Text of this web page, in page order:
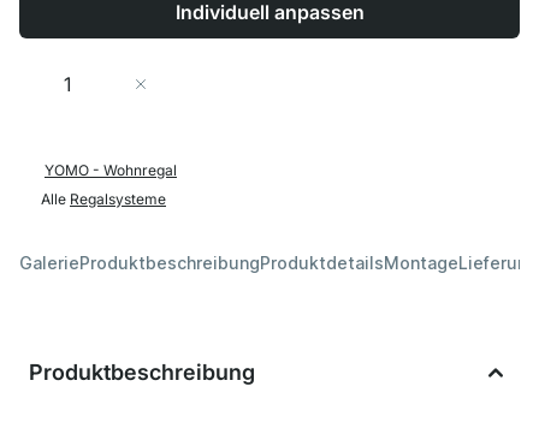
Individuell anpassen
Menge
YOMO - Wohnregal
Alle Regalsysteme
GalerieProduktbeschreibungProduktdetailsMontage
Produktbeschreibung